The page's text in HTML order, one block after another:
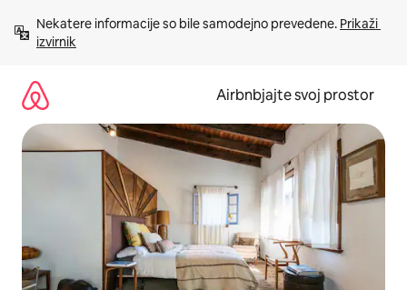
vsebino
Nekatere informacije so bile samodejno prevedene. Prikaži
izvirnik
Airbnbjajte svoj prostor